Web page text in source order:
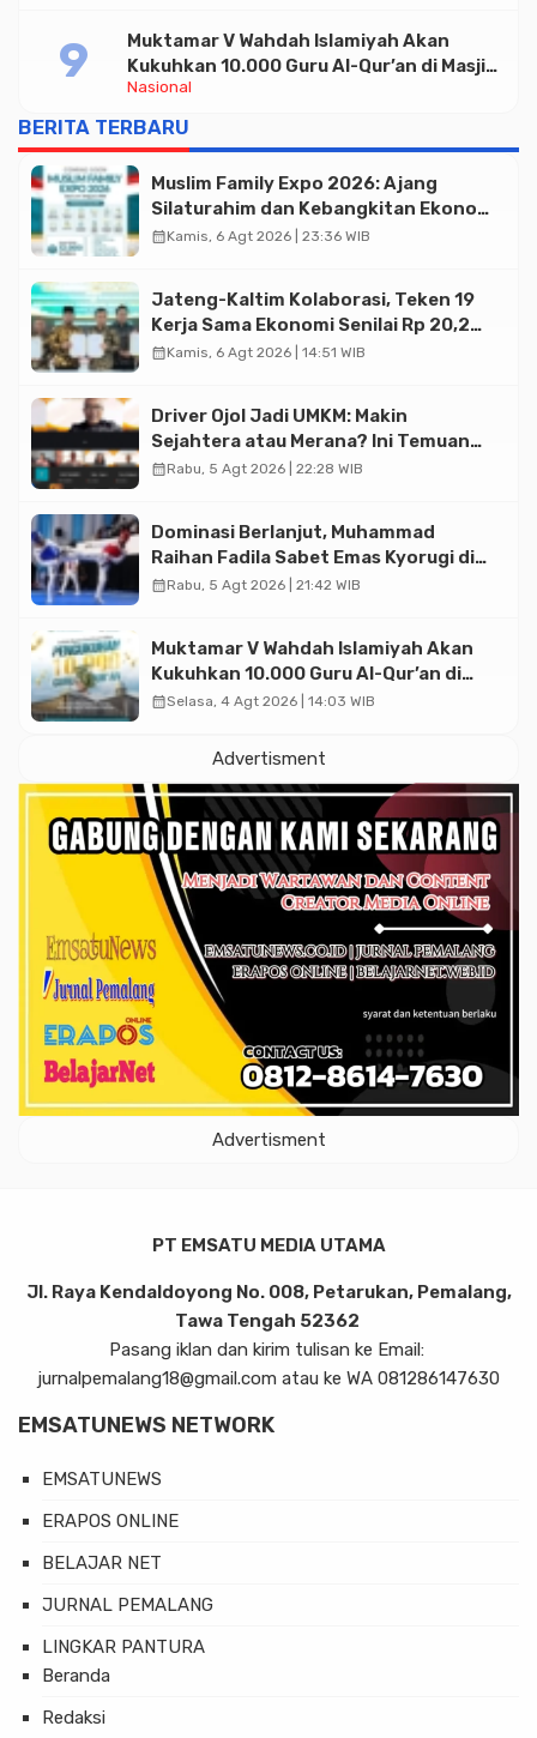
Nasional
Muktamar V Wahdah Islamiyah Akan
Kukuhkan 10.000 Guru Al-Qur’an di Masjid
Istiqlal
BERITA TERBARU
Muslim Family Expo 2026: Ajang
Silaturahim dan Kebangkitan Ekonomi
Halal di Jakarta
calendar_monthKamis, 6 Agt 2026 | 23:36 WIB
Jateng-Kaltim Kolaborasi, Teken 19
Kerja Sama Ekonomi Senilai Rp 20,2
Triliun
calendar_monthKamis, 6 Agt 2026 | 14:51 WIB
Driver Ojol Jadi UMKM: Makin
Sejahtera atau Merana? Ini Temuan
Diskusi Paramadina
calendar_monthRabu, 5 Agt 2026 | 22:28 WIB
Dominasi Berlanjut, Muhammad
Raihan Fadila Sabet Emas Kyorugi di
Asian Taekwondo Indonesia Open
calendar_monthRabu, 5 Agt 2026 | 21:42 WIB
Muktamar V Wahdah Islamiyah Akan
Kukuhkan 10.000 Guru Al-Qur’an di
Masjid Istiqlal
calendar_monthSelasa, 4 Agt 2026 | 14:03 WIB
Advertisment
Advertisment
PT EMSATU MEDIA UTAMA
Jl. Raya Kendaldoyong No. 008, Petarukan, Pemalang,
Tawa Tengah 52362
Pasang iklan dan kirim tulisan ke Email:
jurnalpemalang18@gmail.com atau ke WA 081286147630
EMSATUNEWS NETWORK
EMSATUNEWS
ERAPOS ONLINE
BELAJAR NET
JURNAL PEMALANG
LINGKAR PANTURA
Beranda
Redaksi